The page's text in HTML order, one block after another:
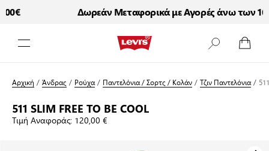
Δωρεάν Μεταφορικά με Αγορές άνω των 100€
Αρχική /Άνδρας / Ρούχα/ Παντελόνια / Σορτς / Κολάν/Τζιν Παντελόνια/
511 SLIM FREE TO BE COOL
Τιμή Αναφοράς: 120,00 €